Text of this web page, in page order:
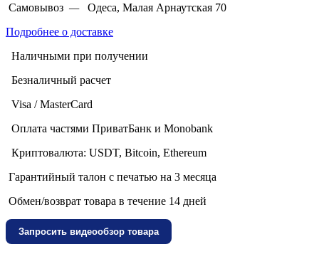
Самовывоз — Одеса, Малая Арнаутская 70
Подробнее о доставке
Наличными при получении
Безналичный расчет
Visa / MasterCard
Оплата частями ПриватБанк и Monobank
Криптовалюта: USDT, Bitcoin, Ethereum
Гарантийный талон с печатью на 3 месяца
Обмен/возврат товара в течение 14 дней
Запросить видеообзор товара